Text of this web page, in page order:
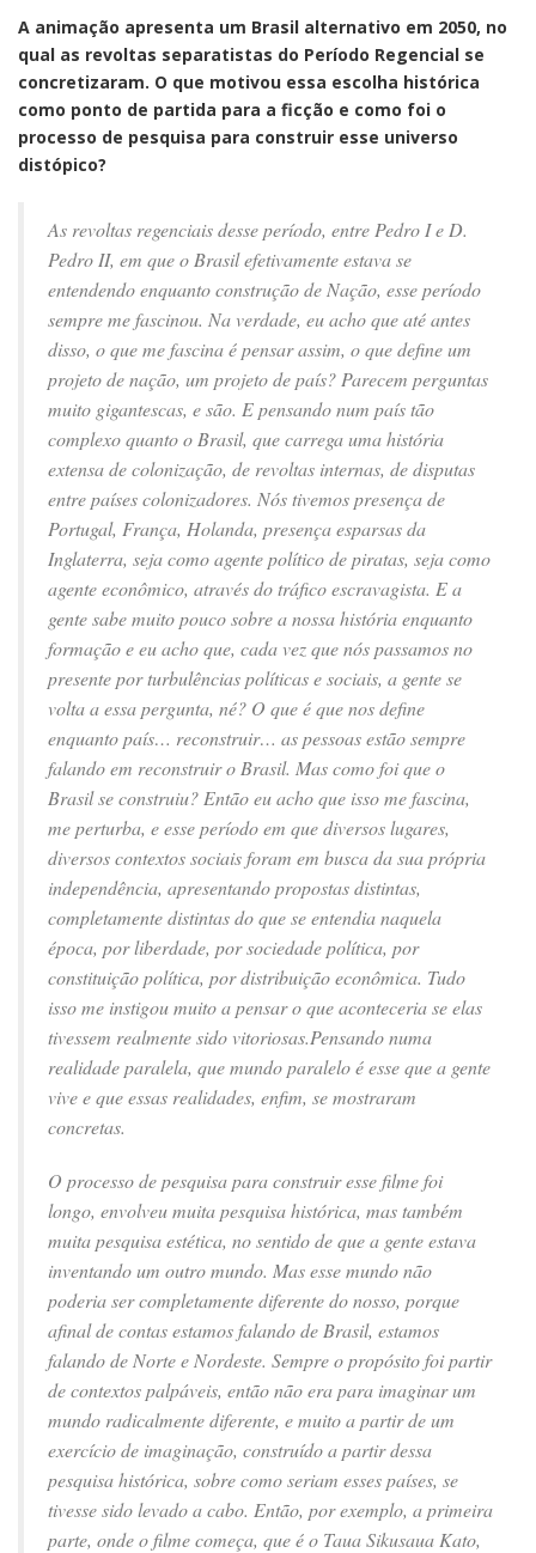
A animação apresenta um Brasil alternativo em 2050, no
qual as revoltas separatistas do Período Regencial se
concretizaram. O que motivou essa escolha histórica
como ponto de partida para a ficção e como foi o
processo de pesquisa para construir esse universo
distópico?
As revoltas regenciais desse período, entre Pedro I e D.
Pedro II, em que o Brasil efetivamente estava se
entendendo enquanto construção de Nação, esse período
sempre me fascinou. Na verdade, eu acho que até antes
disso, o que me fascina é pensar assim, o que define um
projeto de nação, um projeto de país? Parecem perguntas
muito gigantescas, e são. E pensando num país tão
complexo quanto o Brasil, que carrega uma história
extensa de colonização, de revoltas internas, de disputas
entre países colonizadores. Nós tivemos presença de
Portugal, França, Holanda, presença esparsas da
Inglaterra, seja como agente político de piratas, seja como
agente econômico, através do tráfico escravagista. E a
gente sabe muito pouco sobre a nossa história enquanto
formação e eu acho que, cada vez que nós passamos no
presente por turbulências políticas e sociais, a gente se
volta a essa pergunta, né? O que é que nos define
enquanto país… reconstruir… as pessoas estão sempre
falando em reconstruir o Brasil. Mas como foi que o
Brasil se construiu? Então eu acho que isso me fascina,
me perturba, e esse período em que diversos lugares,
diversos contextos sociais foram em busca da sua própria
independência, apresentando propostas distintas,
completamente distintas do que se entendia naquela
época, por liberdade, por sociedade política, por
constituição política, por distribuição econômica. Tudo
isso me instigou muito a pensar o que aconteceria se elas
tivessem realmente sido vitoriosas.Pensando numa
realidade paralela, que mundo paralelo é esse que a gente
vive e que essas realidades, enfim, se mostraram
concretas.
O processo de pesquisa para construir esse filme foi
longo, envolveu muita pesquisa histórica, mas também
muita pesquisa estética, no sentido de que a gente estava
inventando um outro mundo. Mas esse mundo não
poderia ser completamente diferente do nosso, porque
afinal de contas estamos falando de Brasil, estamos
falando de Norte e Nordeste. Sempre o propósito foi partir
de contextos palpáveis, então não era para imaginar um
mundo radicalmente diferente, e muito a partir de um
exercício de imaginação, construído a partir dessa
pesquisa histórica, sobre como seriam esses países, se
tivesse sido levado a cabo. Então, por exemplo, a primeira
parte, onde o filme começa, que é o Taua Sikusaua Kato,